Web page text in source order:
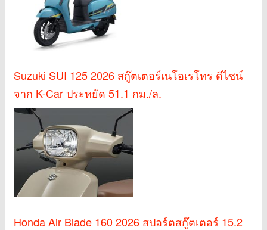
Suzuki SUI 125 2026 สกู๊ตเตอร์เนโอเรโทร ดีไซน์
จาก K-Car ประหยัด 51.1 กม./ล.
Honda Air Blade 160 2026 สปอร์ตสกู๊ตเตอร์ 15.2